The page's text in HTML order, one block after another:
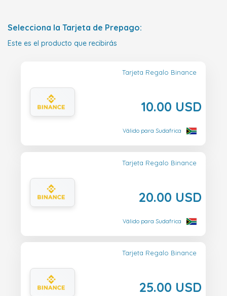
Selecciona la Tarjeta de Prepago:
Este es el producto que recibirás
Tarjeta Regalo Binance
10.00 USD
Válido para Sudafrica
Tarjeta Regalo Binance
20.00 USD
Válido para Sudafrica
Tarjeta Regalo Binance
25.00 USD